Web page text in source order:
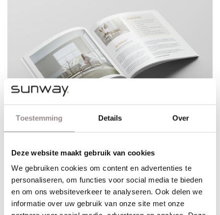
Toestemming Details Over
Deze website maakt gebruik van cookies
We gebruiken cookies om content en advertenties te
personaliseren, om functies voor social media te bieden
en om ons websiteverkeer te analyseren. Ook delen we
informatie over uw gebruik van onze site met onze
Dé meest complete brochure
Alle modellen en toepassingsmogelijkheden